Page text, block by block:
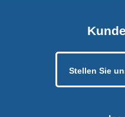
Stellen Sie